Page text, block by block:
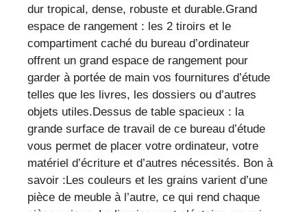
dur tropical, dense, robuste et durable.Grand
espace de rangement : les 2 tiroirs et le
compartiment caché du bureau d’ordinateur
offrent un grand espace de rangement pour
garder à portée de main vos fournitures d’étude
telles que les livres, les dossiers ou d’autres
objets utiles.Dessus de table spacieux : la
grande surface de travail de ce bureau d’étude
vous permet de placer votre ordinateur, votre
matériel d’écriture et d’autres nécessités. Bon à
savoir :Les couleurs et les grains varient d’une
pièce de meuble à l’autre, ce qui rend chaque